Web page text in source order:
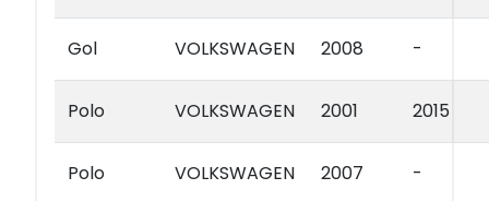
Gol VOLKSWAGEN 2008 -
Polo VOLKSWAGEN 2001 2015
Polo VOLKSWAGEN 2007 -